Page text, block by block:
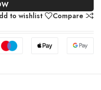
Compare
to wishlist